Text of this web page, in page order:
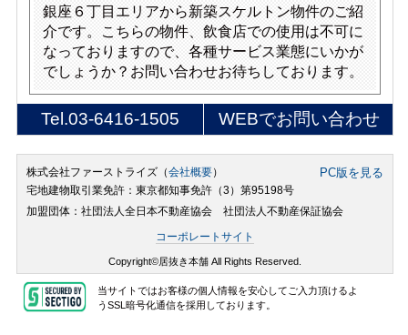
銀座６丁目エリアから新築スケルトン物件のご紹
介です。こちらの物件、飲食店での使用は不可に
なっておりますので、各種サービス業態にいかが
でしょうか？お問い合わせお待ちしております。
Tel.03-6416-1505 WEBでお問い合わせ
株式会社ファーストライズ（会社概要） PC版を見る
宅地建物取引業免許：東京都知事免許（3）第95198号
加盟団体：社団法人全日本不動産協会 社団法人不動産保証協会
コーポレートサイト
Copyright©居抜き本舗 All Rights Reserved.
当サイトではお客様の個人情報を安心してご入力頂けるよ
うSSL暗号化通信を採用しております。